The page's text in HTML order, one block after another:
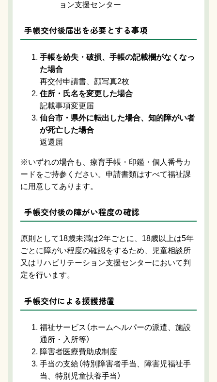
ョン支援センター
手帳交付後届出を必要とする事項
手帳を紛失・破損、手帳の記載欄がなくなっ
た場合
再交付申請書、顔写真2枚
住所・氏名を変更した場合
記載事項変更届
仙台市・県外に転出した場合、知的障がい者
が死亡した場合
返還届
※いずれの場合も、療育手帳・印鑑・個人番号カ
ードをご持参ください。申請書類はすべて福祉課
に用意してあります。
手帳交付後の障がい程度の確認
原則として18歳未満は2年ごとに、18歳以上は5年
ごとに障がい程度の確認をするため、児童相談所
又はリハビリテーション支援センターにおいて判
定を行います。
手帳交付による援護措置
福祉サービス（ホームヘルパーの派遣、施設
通所・入所等）
障害者医療費助成制度
手当の支給（特別障害者手当、障害児福祉手
当、特別児童扶養手当）